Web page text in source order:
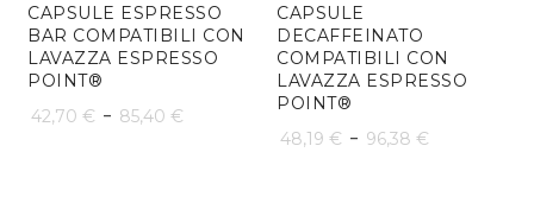
CAPSULE ESPRESSO
BAR COMPATIBILI CON
LAVAZZA ESPRESSO
POINT®
42,70 € - 85,40 €
CAPSULE
DECAFFEINATO
COMPATIBILI CON
LAVAZZA ESPRESSO
POINT®
48,19 € - 96,38 €